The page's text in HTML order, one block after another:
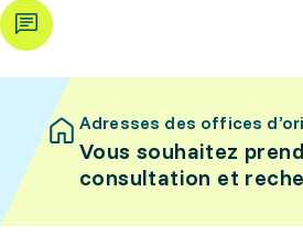
Adresses des offices
Vous souhaitez
consultation et